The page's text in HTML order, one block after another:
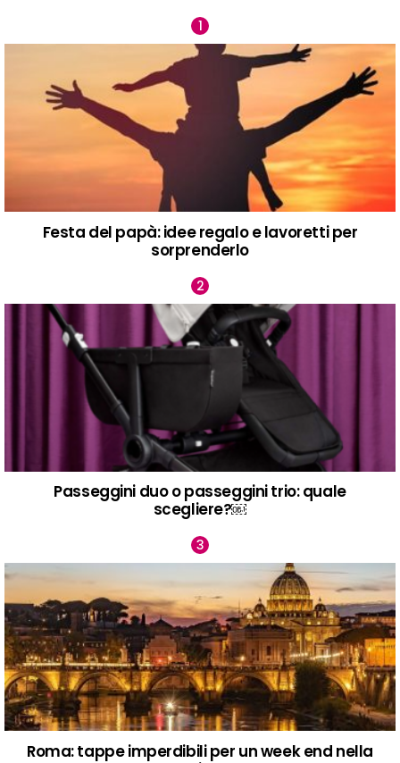
Festa del papà: idee regalo e lavoretti per
sorprenderlo
Passeggini duo o passeggini trio: quale
scegliere?￼
Roma: tappe imperdibili per un week end nella